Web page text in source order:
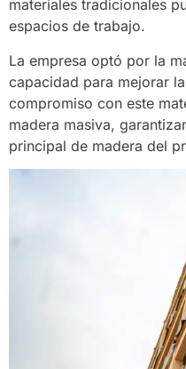
materiales tradicionales
espacios de trabajo.
La empresa optó por la
capacidad para mejorar
compromiso con este
madera masiva,
principal de madera del